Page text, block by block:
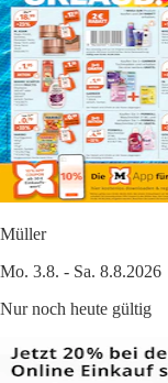
Müller
Mo. 3.8. - Sa. 8.8.2026
Nur noch heute gültig